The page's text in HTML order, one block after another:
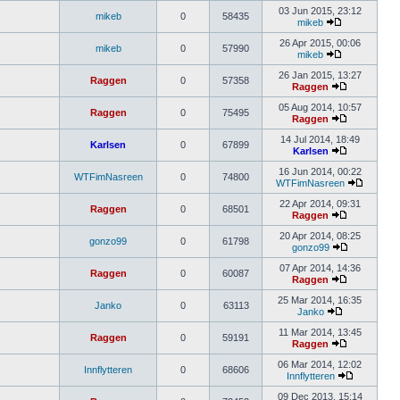
mikeb 0 58435
03 Jun 2015, 23:12
mikeb
mikeb 0 57990
26 Apr 2015, 00:06
mikeb
Raggen 0 57358
26 Jan 2015, 13:27
Raggen
Raggen 0 75495
05 Aug 2014, 10:57
Raggen
Karlsen 0 67899
14 Jul 2014, 18:49
Karlsen
WTFimNasreen 0 74800
16 Jun 2014, 00:22
WTFimNasreen
Raggen 0 68501
22 Apr 2014, 09:31
Raggen
gonzo99 0 61798
20 Apr 2014, 08:25
gonzo99
Raggen 0 60087
07 Apr 2014, 14:36
Raggen
Janko 0 63113
25 Mar 2014, 16:35
Janko
Raggen 0 59191
11 Mar 2014, 13:45
Raggen
Innflytteren 0 68606
06 Mar 2014, 12:02
Innflytteren
09 Dec 2013, 15:14